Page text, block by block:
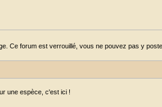
Ce forum est verrouillé, vous ne pouvez pas y
une espèce, c'est ici !